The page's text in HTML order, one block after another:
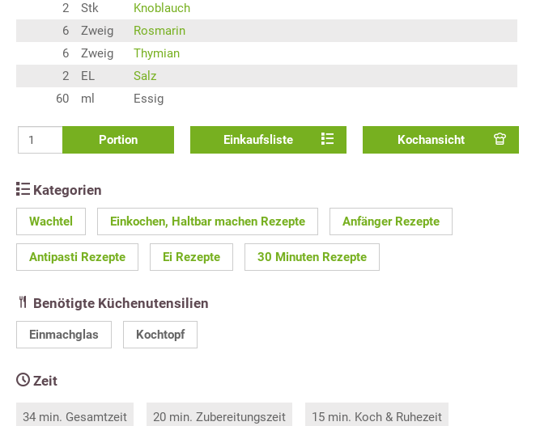
2
Stk
Knoblauch
6
Zweig
Rosmarin
6
Zweig
Thymian
2
EL
Salz
60
ml Essig
Portion Einkaufsliste Kochansicht
Kategorien
Wachtel Einkochen, Haltbar machen Rezepte Anfänger Rezepte
Antipasti Rezepte Ei Rezepte 30 Minuten Rezepte
Benötigte Küchenutensilien
Einmachglas Kochtopf
Zeit
34 min. Gesamtzeit 20 min. Zubereitungszeit 15 min. Koch & Ruhezeit